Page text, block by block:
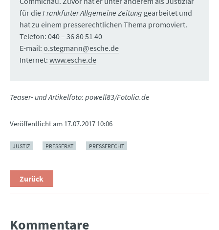
für dieFrankfurter Allgemeine Zeitung gearbeitet und
hat zu einem presserechtlichen Thema promoviert.
Telefon: 040 – 36 80 51 40
E-mail: o.stegmann@esche.de
Internet: www.esche.de
Teaser- und Artikelfoto: powell83/Fotolia.de
Veröffentlicht am 17.07.2017 10:06
JUSTIZ PRESSERAT PRESSERECHT
Zurück
Kommentare